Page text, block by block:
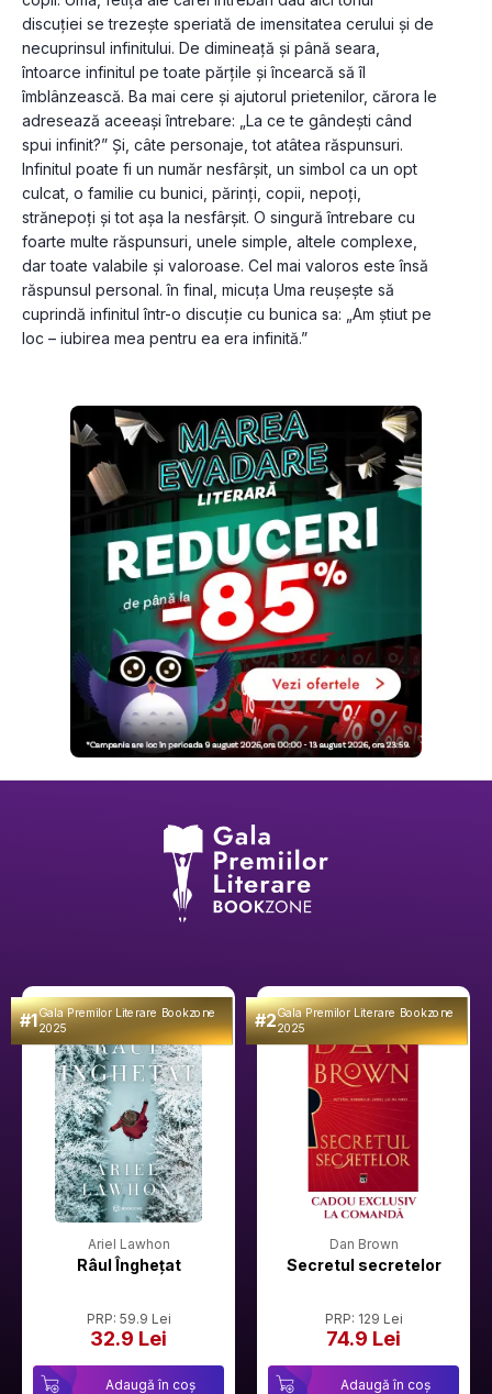
discuţiei se trezeşte speriată de imensitatea cerului şi de
necuprinsul infinitului. De dimineaţă şi până seara,
întoarce infinitul pe toate părţile şi încearcă să îl
îmblânzească. Ba mai cere şi ajutorul prietenilor, cărora le
adresează aceeaşi întrebare: „La ce te gândeşti când
spui infinit?” Şi, câte personaje, tot atâtea răspunsuri.
Infinitul poate fi un număr nesfârşit, un simbol ca un opt
culcat, o familie cu bunici, părinţi, copii, nepoţi,
strănepoţi şi tot aşa la nesfârşit. O singură întrebare cu
foarte multe răspunsuri, unele simple, altele complexe,
dar toate valabile şi valoroase. Cel mai valoros este însă
răspunsul personal. în final, micuţa Uma reuşeşte să
cuprindă infinitul într-o discuţie cu bunica sa: „Am ştiut pe
loc – iubirea mea pentru ea era infinită.”
#1Gala Premilor Literare Bookzone
2025
Ariel Lawhon
Râul Înghețat
PRP: 59.9 Lei
32.9 Lei
Adaugă în coș
#2Gala Premilor Literare Bookzone
2025
Dan Brown
Secretul secretelor
PRP: 129 Lei
74.9 Lei
Adaugă în coș